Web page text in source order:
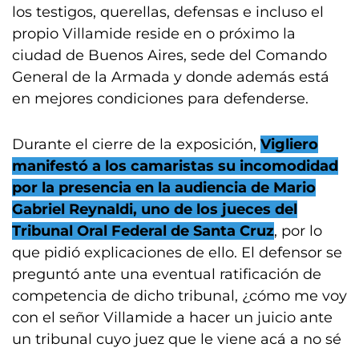
los testigos, querellas, defensas e incluso el
propio Villamide reside en o próximo la
ciudad de Buenos Aires, sede del Comando
General de la Armada y donde además está
en mejores condiciones para defenderse.
Durante el cierre de la exposición, Vigliero
manifestó a los camaristas su incomodidad
por la presencia en la audiencia de Mario
Gabriel Reynaldi, uno de los jueces del
Tribunal Oral Federal de Santa Cruz, por lo
que pidió explicaciones de ello. El defensor se
preguntó ante una eventual ratificación de
competencia de dicho tribunal, ¿cómo me voy
con el señor Villamide a hacer un juicio ante
un tribunal cuyo juez que le viene acá a no sé